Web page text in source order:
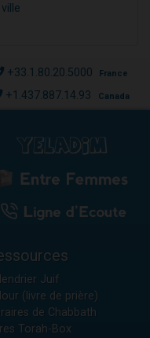
+33.1.80.20.5000 France
+1.437.887.14.93 Canada
Juif
(livre de prière)
de Chabbath
Torah-Box